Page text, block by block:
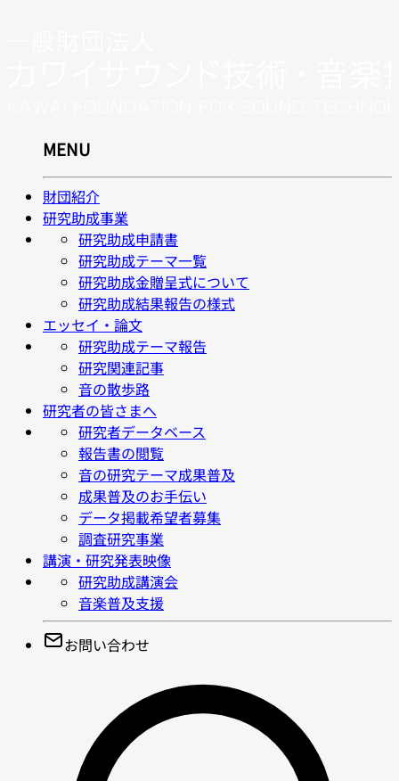
MENU
財団紹介
研究助成事業
研究助成申請書
研究助成テーマ一覧
研究助成金贈呈式について
研究助成結果報告の様式
エッセイ・論文
研究助成テーマ報告
研究関連記事
音の散歩路
研究者の皆さまへ
研究者データベース
報告書の閲覧
音の研究テーマ成果普及
成果普及のお手伝い
データ掲載希望者募集
調査研究事業
講演・研究発表映像
研究助成講演会
音楽普及支援
お問い合わせ